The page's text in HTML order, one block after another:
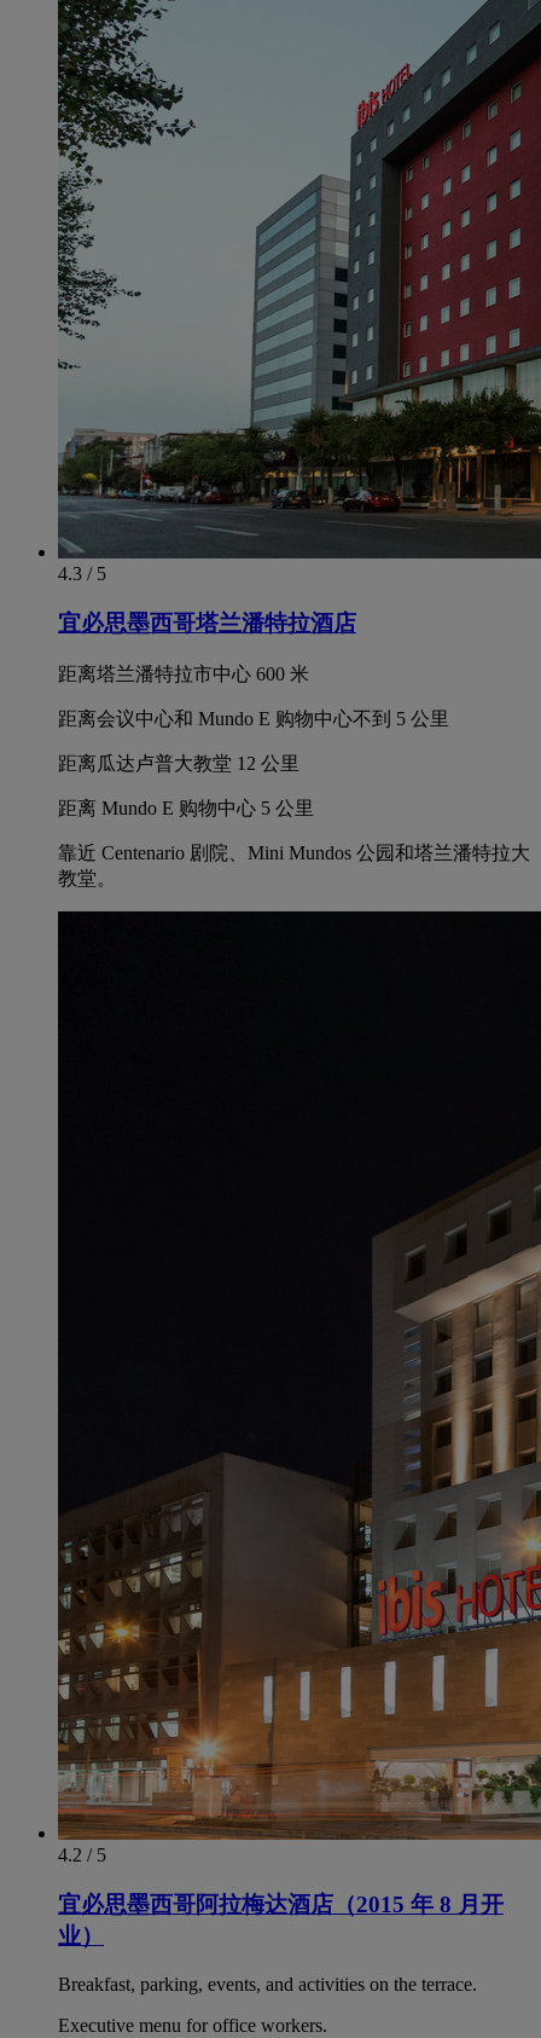
4.3 / 5
宜必思墨西哥塔兰潘特拉酒店
距离塔兰潘特拉市中心 600 米
距离会议中心和 Mundo E 购物中心不到 5 公里
距离瓜达卢普大教堂 12 公里
距离 Mundo E 购物中心 5 公里
靠近 Centenario 剧院、Mini Mundos 公园和塔兰潘特拉大
教堂。
4.2 / 5
宜必思墨西哥阿拉梅达酒店（2015 年 8 月开
业）
Breakfast, parking, events, and activities on the terrace.
Executive menu for office workers.